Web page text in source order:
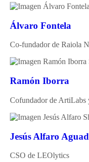
Álvaro Fontela
Co-fundador de Raiola
Ramón Iborra
Cofundador de ArtiLabs
Jesús Alfaro
CSO de LEOlytics